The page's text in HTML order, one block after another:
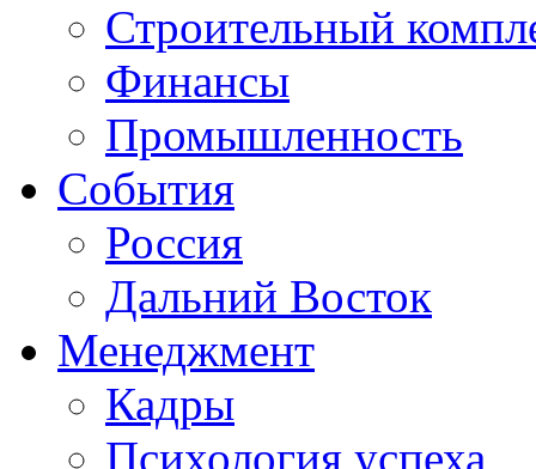
Строительный
Финансы
Промышленность
События
Россия
Дальний Восток
Менеджмент
Кадры
Психология успеха